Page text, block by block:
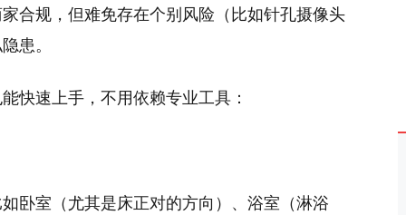
合规，但难免存在个别风险（比如针孔摄像头
患。
快速上手，不用依赖专业工具：
卧室（尤其是床正对的方向）、浴室（淋浴